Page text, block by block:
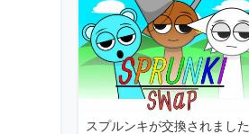
スプルンキが交換されました